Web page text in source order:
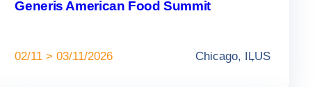
Generis American Food Summit
02/11 > 03/11/2026 Chicago, IL
,US